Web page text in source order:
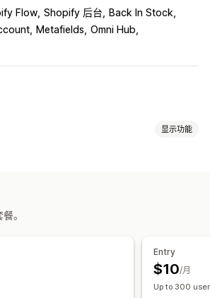
Flow Shopify 后台
Back In Stock
Metafields Omni Hub
显示功能
。
Entry
$10/月
Up to 300